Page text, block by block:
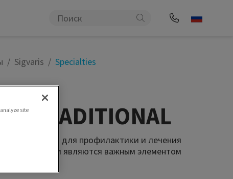
Sigvaris Specialties
TRADITIONAL
для профилактики и лечения
Они являются важным элементом
site